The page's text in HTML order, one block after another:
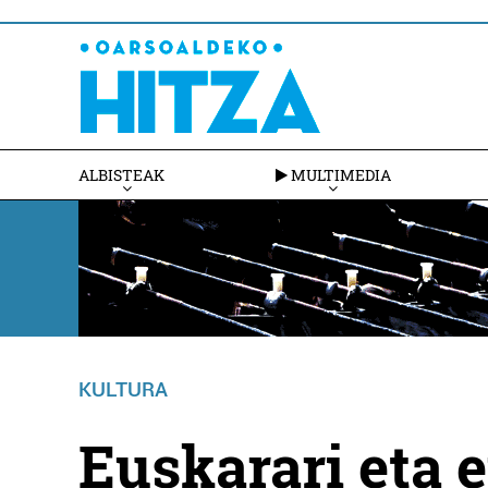
ALBISTEAK MULTIMEDIA
KULTURA
Euskarari eta